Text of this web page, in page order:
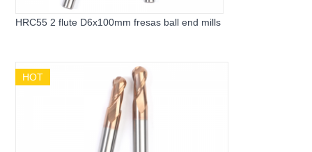
HRC55 2 flute D6x100mm fresas ball end mills
HOT